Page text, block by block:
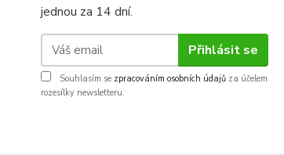
jednou za 14 dní.
Přihlásit se
Souhlasím se zpracováním osobních údajů za účelem
rozesílky newsletteru.